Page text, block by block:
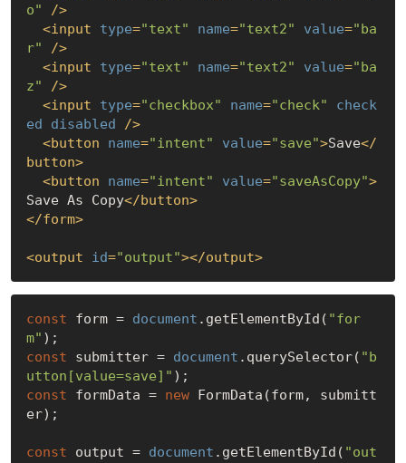
o" />
<input type="text" name="text2" value="ba
r" />
<input type="text" name="text2" value="ba
z" />
<input type="checkbox" name="check"
check
ed
disabled />
<button name="intent" value="save">Save</
button>
<button name="intent" value="saveAsCopy">
Save As Copy</button>
</form>
<output id="output"></output>
const form = document .getElementById( "for
m"
const submitter = document .querySelector( "b
utton[value=save]"
const formData = new FormData(form, submitt
er);
const output = document .getElementById( "out